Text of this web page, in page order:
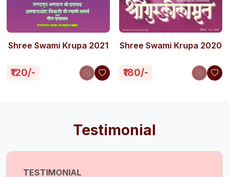
Shree Swami Krupa 2021
₹120/-
Shree Swami Krupa 2020
₹180/-
Testimonial
TESTIMONIAL